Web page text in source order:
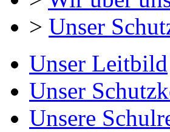
> Unser
Unser Leitbild
Unser
Unsere